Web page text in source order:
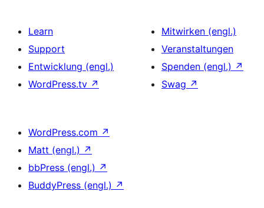
Learn
Support
Entwicklung (engl.)
WordPress.tv ↗
Mitwirken (engl.)
Veranstaltungen
Spenden (engl.) ↗
Swag ↗
WordPress.com ↗
Matt (engl.) ↗
bbPress (engl.) ↗
BuddyPress (engl.) ↗